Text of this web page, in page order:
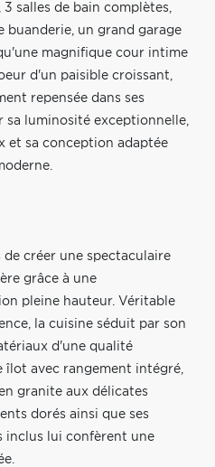
salles de bain complètes,
buanderie, un grand garage
magnifique cour intime
d'un paisible croissant,
repensée dans ses
sa luminosité exceptionnelle,
et sa conception adaptée
de créer une spectaculaire
grâce à une
pleine hauteur. Véritable
la cuisine séduit par son
d'une qualité
îlot avec rangement intégré,
granite aux délicates
dorés ainsi que ses
inclus lui confèrent une